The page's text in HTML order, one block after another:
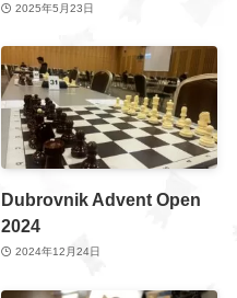
2025年5月23日
Dubrovnik Advent Open
2024
2024年12月24日